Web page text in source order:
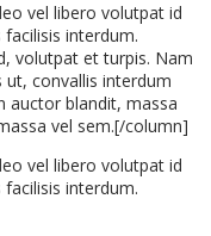
vel libero volutpat id
interdum.
volutpat et turpis. Nam
convallis interdum
auctor blandit, massa
vel sem.[/column]
vel libero volutpat id
interdum.